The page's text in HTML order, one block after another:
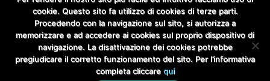
09 agosto 2014 ROCCHETTA
SANT’ANTONO (FG) recorrido
texturas vista previa
cookie. Questo sito fa utilizzo di cookies di terze parti.
Procedendo con la navigazione sul sito, si autorizza a
memorizzare e ad accedere ai cookies sul proprio dispositivo di
navigazione. La disattivazione dei cookies potrebbe
pregiudicare il corretto funzionamento del sito. Per l’informativa
completa cliccare qui